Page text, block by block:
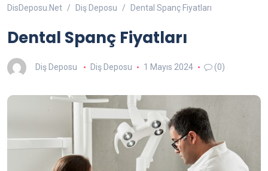
DisDeposu.Net Diş Deposu Dental Spanç Fiyatları
Dental Spanç Fiyatları
Diş Deposu Diş Deposu 1 Mayıs 2024 (0)